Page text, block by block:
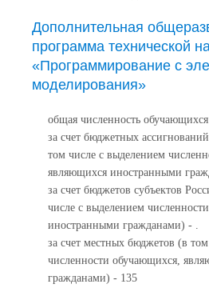
Дополнительная
программа технической
«Программирование с
моделирования»
общая численность
за счет бюджетных
том числе с выделением
являющихся иностранными
за счет бюджетов субъектов
числе с выделением
иностранными гражданами) - .
за счет местных бюджетов (в
численности обучающихся,
гражданами) - 135